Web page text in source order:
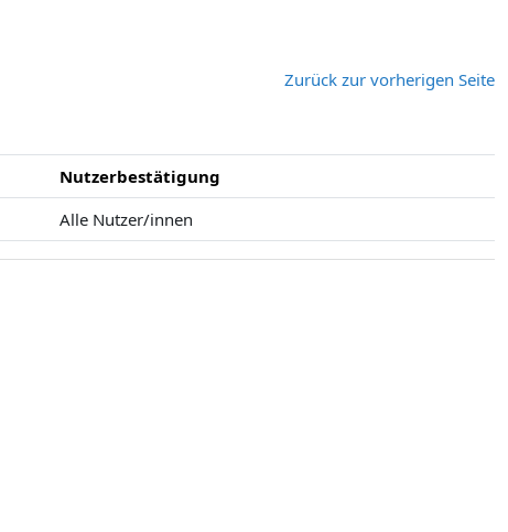
Zurück zur vorherigen Seite
Nutzerbestätigung
Alle Nutzer/innen